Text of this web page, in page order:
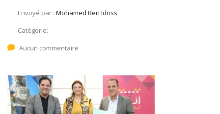
Envoyé par : Mohamed Ben Idriss
Catégorie:
Aucun commentaire